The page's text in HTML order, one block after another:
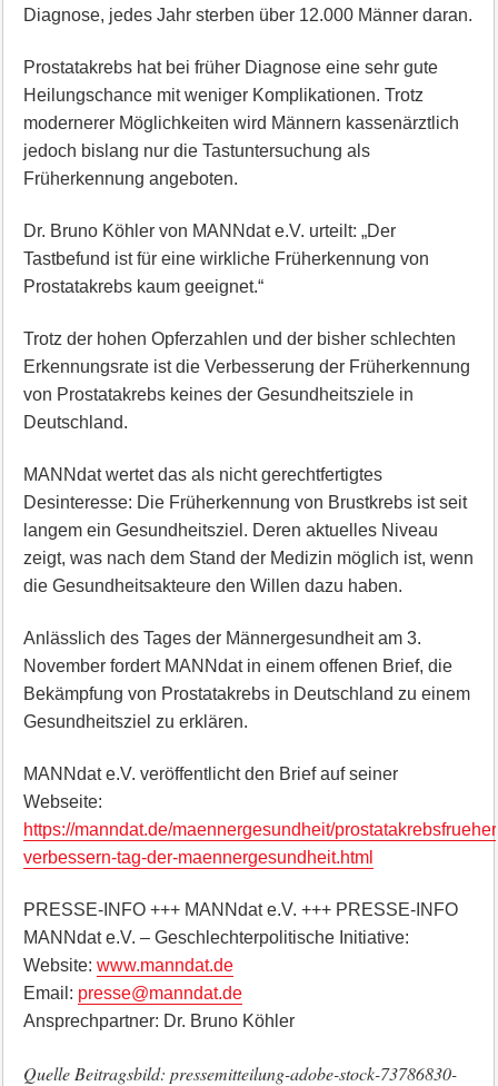
Diagnose, jedes Jahr sterben über 12.000 Männer daran.
Prostatakrebs hat bei früher Diagnose eine sehr gute
Heilungschance mit weniger Komplikationen. Trotz
modernerer Möglichkeiten wird Männern kassenärztlich
jedoch bislang nur die Tastuntersuchung als
Früherkennung angeboten.
Dr. Bruno Köhler von MANNdat e.V. urteilt: „Der
Tastbefund ist für eine wirkliche Früherkennung von
Prostatakrebs kaum geeignet.“
Trotz der hohen Opferzahlen und der bisher schlechten
Erkennungsrate ist die Verbesserung der Früherkennung
von Prostatakrebs keines der Gesundheitsziele in
Deutschland.
MANNdat wertet das als nicht gerechtfertigtes
Desinteresse: Die Früherkennung von Brustkrebs ist seit
langem ein Gesundheitsziel. Deren aktuelles Niveau
zeigt, was nach dem Stand der Medizin möglich ist, wenn
die Gesundheitsakteure den Willen dazu haben.
Anlässlich des Tages der Männergesundheit am 3.
November fordert MANNdat in einem offenen Brief, die
Bekämpfung von Prostatakrebs in Deutschland zu einem
Gesundheitsziel zu erklären.
MANNdat e.V. veröffentlicht den Brief auf seiner
Webseite:
https://manndat.de/maennergesundheit/
verbessern-tag-der-maennergesundheit.html
PRESSE-INFO +++ MANNdat e.V. +++ PRESSE-INFO
MANNdat e.V. – Geschlechterpolitische Initiative:
Website: www.manndat.de
Email: presse@manndat.de
Ansprechpartner: Dr. Bruno Köhler
Quelle Beitragsbild: pressemitteilung-adobe-stock-73786830-